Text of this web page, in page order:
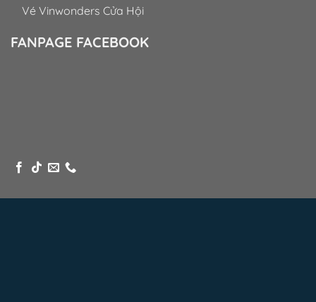
Vé Vinwonders Cửa Hội
FANPAGE FACEBOOK